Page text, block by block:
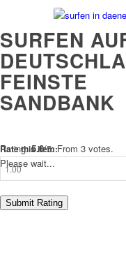
SURFEN
FEINSTE
SANDBANK
Rate this item:
Submit Rating
Rating:5.0/5. From 3 votes.
Please wait...